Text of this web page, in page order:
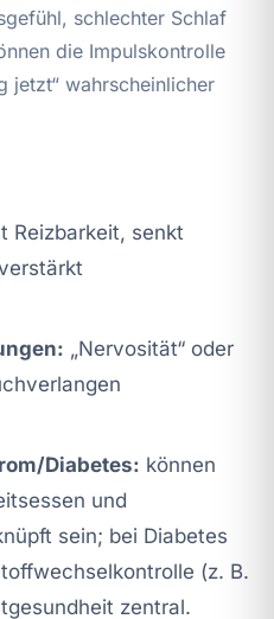
schlechter Schlaf
die Impulskontrolle
jetzt“ wahrscheinlicher
Reizbarkeit, senkt
„Nervosität“ oder
Diabetes: können
und
sein; bei Diabetes
(z. B.
zentral.